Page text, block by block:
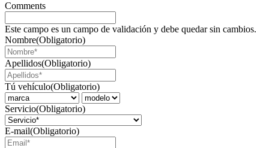
Comments
Este campo es un campo de validación y debe quedar sin cambios.
Nombre(Obligatorio)
Apellidos(Obligatorio)
Tú vehículo(Obligatorio)
Servicio(Obligatorio)
E-mail(Obligatorio)